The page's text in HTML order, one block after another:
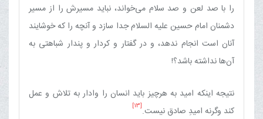
را با صد لعن و صد سلام می‌خواند، نباید مسیرش را از مسیر
دشمنان امام حسین علیه السلام جدا سازد و آنچه را که خوشایند
آنان است انجام ندهد، و در گفتار و کردار و پندار شباهتی به
آن‌ها نداشته باشد؟!
نتیجه اینکه امید به هرچیز باید انسان را وادار به تلاش و عمل
کند وگرنه امیدِ صادق نیست.[13]